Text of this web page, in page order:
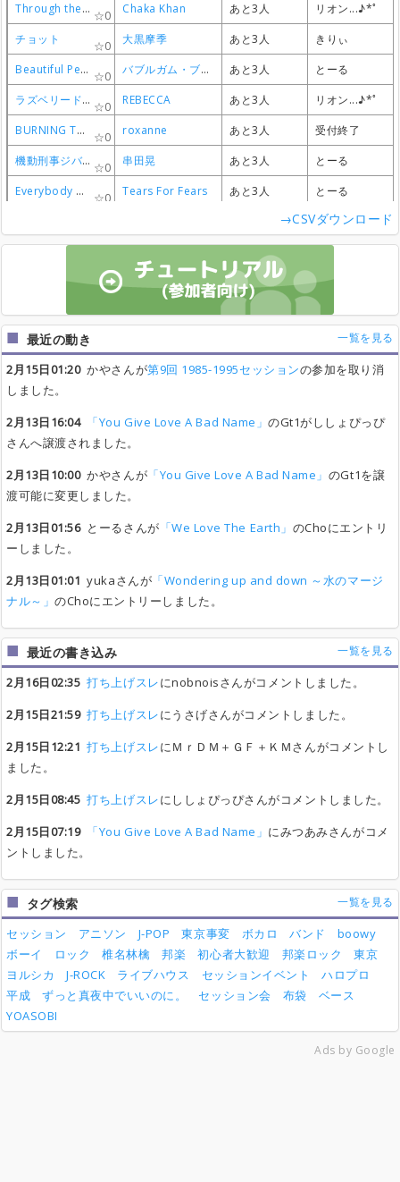
Through the Fire
0 Chaka Khan あと3人
リオン...♪*ﾟ
チョット
0 大黒摩季 あと3人
きりぃ
Beautiful People
0 バブルガム・ブラザーズ あと3人
とーる
ラズベリードリーム
0 REBECCA あと3人
リオン...♪*ﾟ
BURNING THROUGH THE NIGHT
0 roxanne あと3人
受付終了
機動刑事ジバン
0 串田晃 あと3人
とーる
Everybody Wants To Rule The World
0 Tears For Fears あと3人
とーる
受付終了
おｋ
Enter Sandman
0 Metallica あと3人
受付終了
おっぱい
0 スピッツ あと3人
受付終了
デリンジャー
0
きりぃ
M
0 プリンセスプリンセス あと4人
芽美
0
0
晴れてハレルヤ
0 奥井亜紀
Scandalous Blue
0 access あと4人
サトウ
奇跡の獣神
弘妃由美 あと4人
受付終了
If Looks Could Kill
0
受付終了
TEARS
0 大塚純子 あと4人
受付終了
Rock The Planet
0 Steffanie あと4人
YOSSHY
Big Time
0 Peter Gabriel
真夏の恋
Gatherway
0 三浦秀美 あと4人
yuka
Lambada
0 kaoma あと4人
受付終了
マスカレード
ボヘミアン
チャゲ＆飛鳥 あと4人
とーる
体力に限界はあるのか
0 カステラ あと4人
受付終了
永遠のパズル
0 橘いずみ あと4人
マメ
愛をちょうだい
0 VANILLA あと4人
yuka
受付終了
Through the Fire
0 Chaka Khan あと3人
リオン...♪*ﾟ
チョット
0 大黒摩季 あと3人
きりぃ
Beautiful People
0 バブルガム・ブラザーズ あと3人
とーる
ラズベリードリーム
0 REBECCA あと3人
リオン...♪*ﾟ
BURNING THROUGH THE NIGHT
0 roxanne あと3人
受付終了
機動刑事ジバン
0 串田晃 あと3人
とーる
Everybody Wants To Rule The World
0 Tears For Fears あと3人
とーる
受付終了
おｋ
Enter Sandman
0 Metallica あと3人
受付終了
おっぱい
0 スピッツ あと3人
受付終了
デリンジャー
0
きりぃ
M
0 プリンセスプリンセス あと4人
芽美
0
0
晴れてハレルヤ
0 奥井亜紀
Scandalous Blue
0 access あと4人
サトウ
奇跡の獣神
弘妃由美 あと4人
受付終了
If Looks Could Kill
0
受付終了
TEARS
0 大塚純子 あと4人
受付終了
Rock The Planet
0 Steffanie あと4人
YOSSHY
Big Time
0 Peter Gabriel
真夏の恋
Gatherway
0 三浦秀美 あと4人
yuka
Lambada
0 kaoma あと4人
受付終了
マスカレード
ボヘミアン
チャゲ＆飛鳥 あと4人
とーる
体力に限界はあるのか
0 カステラ あと4人
受付終了
永遠のパズル
0 橘いずみ あと4人
マメ
愛をちょうだい
0 VANILLA あと4人
yuka
受付終了
Through the Fire
0 Chaka Khan あと3人
リオン...♪*ﾟ
チョット
0 大黒摩季 あと3人
きりぃ
Beautiful People
0 バブルガム・ブラザーズ あと3人
とーる
ラズベリードリーム
0 REBECCA あと3人
リオン...♪*ﾟ
BURNING THROUGH THE NIGHT
0 roxanne あと3人
受付終了
機動刑事ジバン
0 串田晃 あと3人
とーる
Everybody Wants To Rule The World
0 Tears For Fears あと3人
とーる
受付終了
おｋ
Enter Sandman
0 Metallica あと3人
受付終了
おっぱい
0 スピッツ あと3人
受付終了
デリンジャー
0
きりぃ
M
0 プリンセスプリンセス あと4人
芽美
0
0
晴れてハレルヤ
0 奥井亜紀
Scandalous Blue
0 access あと4人
サトウ
奇跡の獣神
弘妃由美 あと4人
受付終了
If Looks Could Kill
0
受付終了
TEARS
0 大塚純子 あと4人
受付終了
Rock The Planet
0 Steffanie あと4人
YOSSHY
Big Time
0 Peter Gabriel
真夏の恋
Gatherway
0 三浦秀美 あと4人
yuka
Lambada
0 kaoma あと4人
受付終了
マスカレード
ボヘミアン
チャゲ＆飛鳥 あと4人
とーる
体力に限界はあるのか
0 カステラ あと4人
受付終了
永遠のパズル
0 橘いずみ あと4人
マメ
愛をちょうだい
0 VANILLA あと4人
yuka
受付終了
Through the Fire
0 Chaka Khan あと3人
リオン...♪*ﾟ
チョット
0 大黒摩季 あと3人
きりぃ
Beautiful People
0 バブルガム・ブラザーズ あと3人
とーる
ラズベリードリーム
0 REBECCA あと3人
リオン...♪*ﾟ
BURNING THROUGH THE NIGHT
0 roxanne あと3人
受付終了
機動刑事ジバン
0 串田晃 あと3人
とーる
Everybody Wants To Rule The World
0 Tears For Fears あと3人
とーる
受付終了
おｋ
Enter Sandman
0 Metallica あと3人
受付終了
おっぱい
0 スピッツ あと3人
受付終了
デリンジャー
0
きりぃ
M
0 プリンセスプリンセス あと4人
芽美
0
0
晴れてハレルヤ
0 奥井亜紀
Scandalous Blue
0 access あと4人
サトウ
奇跡の獣神
弘妃由美 あと4人
受付終了
If Looks Could Kill
0
受付終了
TEARS
0 大塚純子 あと4人
受付終了
Rock The Planet
0 Steffanie あと4人
YOSSHY
Big Time
0 Peter Gabriel
真夏の恋
Gatherway
0 三浦秀美 あと4人
yuka
Lambada
0 kaoma あと4人
受付終了
マスカレード
ボヘミアン
チャゲ＆飛鳥 あと4人
とーる
体力に限界はあるのか
0 カステラ あと4人
受付終了
永遠のパズル
0 橘いずみ あと4人
マメ
愛をちょうだい
0 VANILLA あと4人
yuka
受付終了
→CSVダウンロード
最近の動き 一覧を見る
2月15日01:20かやさんが第9回 1985-1995セッションの参加を取り消
しました。
2月13日16:04
「You Give Love A Bad Name」のGt1がししょぴっぴ
さんへ譲渡されました。
2月13日10:00かやさんが 「You Give Love A Bad Name」 のGt1を譲
渡可能に変更しました。
2月13日01:56とーるさんが 「We Love The Earth」 のChoにエントリ
ーしました。
2月13日01:01 yukaさんが 「Wondering up and down ～水のマージ
ナル～」のChoにエントリーしました。
最近の書き込み 一覧を見る
2月16日02:35 打ち上げスレにnobnoisさんがコメントしました。
2月15日21:59 打ち上げスレにうさげさんがコメントしました。
2月15日12:21 打ち上げスレにＭｒＤＭ＋ＧＦ＋ＫＭさんがコメントし
ました。
2月15日08:45 打ち上げスレにししょぴっぴさんがコメントしました。
2月15日07:19
「You Give Love A Bad Name」 にみつあみさんがコメ
ントしました。
タグ検索 一覧を見る
セッション アニソン J-POP 東京事変 ボカロ バンド
boowy
ボーイ
ロック 椎名林檎 邦楽 初心者大歓迎 邦楽ロック
東京
ヨルシカ
J-ROCK ライブハウス セッションイベント
ハロプロ
平成
ずっと真夜中でいいのに。 セッション会 布袋
ベース
YOASOBI
Ads by Google